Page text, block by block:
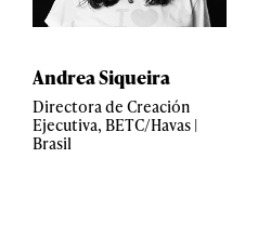
Andrea Siqueira
Directora de Creación
Ejecutiva, BETC/Havas |
Brasil